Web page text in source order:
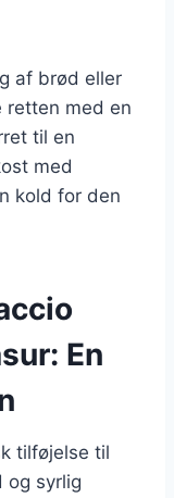
af brød eller
retten med en
til en
med
kold for den
En
tilføjelse til
og syrlig